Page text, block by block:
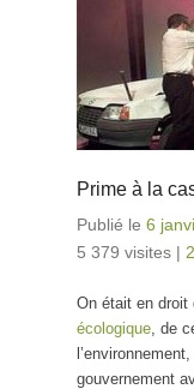
Prime à la
Publié le 6
5 379 visites |
On était en droit
écologique , de
gouvernement